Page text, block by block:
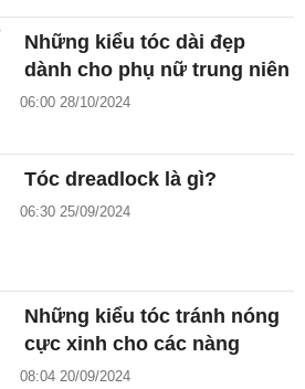
Những kiểu tóc dài đẹp
dành cho phụ nữ trung niên
06:00 28/10/2024
Tóc dreadlock là gì?
06:30 25/09/2024
Những kiểu tóc tránh nóng
cực xinh cho các nàng
08:04 20/09/2024